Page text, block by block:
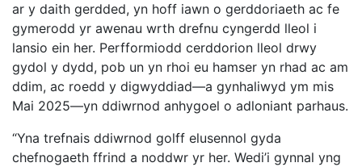
ar y daith gerdded, yn hoff iawn o gerddoriaeth ac fe
gymerodd yr awenau wrth drefnu cyngerdd lleol i
lansio ein her. Perfformiodd cerddorion lleol drwy
gydol y dydd, pob un yn rhoi eu hamser yn rhad ac am
ddim, ac roedd y digwyddiad—a gynhaliwyd ym mis
Mai 2025—yn ddiwrnod anhygoel o adloniant parhaus.
“Yna trefnais ddiwrnod golff elusennol gyda
chefnogaeth ffrind a noddwr yr her. Wedi’i gynnal yng